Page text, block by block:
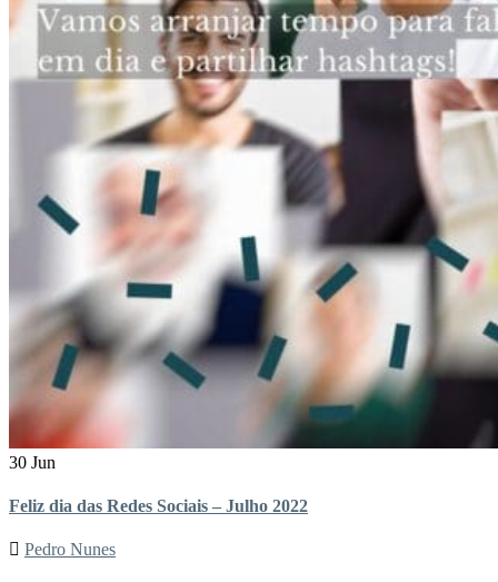
30 Jun
Feliz dia das Redes Sociais – Julho 2022
Pedro Nunes